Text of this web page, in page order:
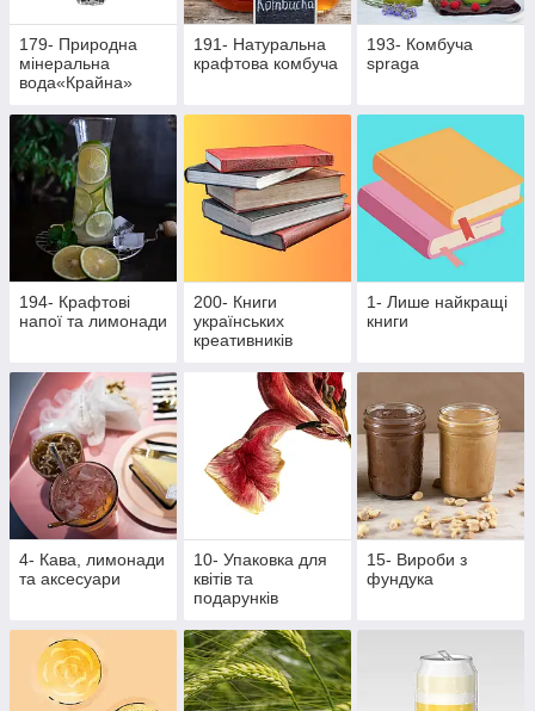
179- Природна
мінеральна
вода«Крайна»
191- Натуральна
крафтова комбуча
193- Комбуча
spraga
194- Крафтові
напої та лимонади
200- Книги
українських
креативників
1- Лише найкращі
книги
4- Кава, лимонади
та аксесуари
10- Упаковка для
квітів та
подарунків
15- Вироби з
фундука